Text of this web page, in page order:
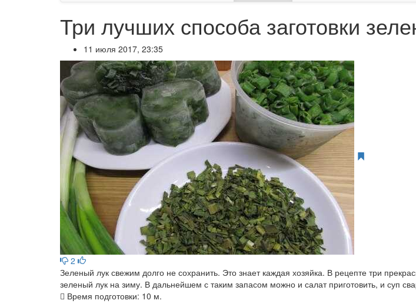
Три лучших способа заготовки
11 июля 2017, 23:35
2
Зеленый лук свежим долго не сохранить. Это знает каждая хозяйка. В рецепте три
зеленый лук на зиму. В дальнейшем с таким запасом можно и салат приготовить, и суп
Время подготовки: 10 м.